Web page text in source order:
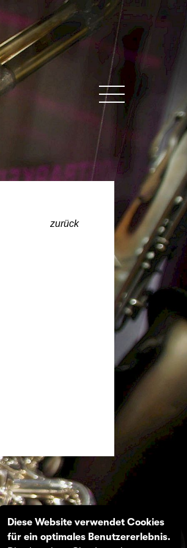
MENU
zurück
Diese Website verwendet Cookies
für ein optimales Benutzererlebnis.